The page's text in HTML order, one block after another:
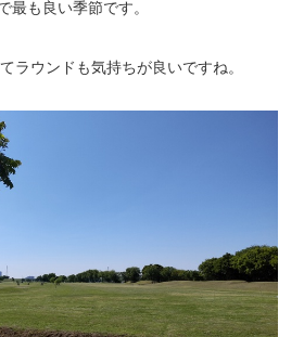
最も良い季節です。
ラウンドも気持ちが良いですね。